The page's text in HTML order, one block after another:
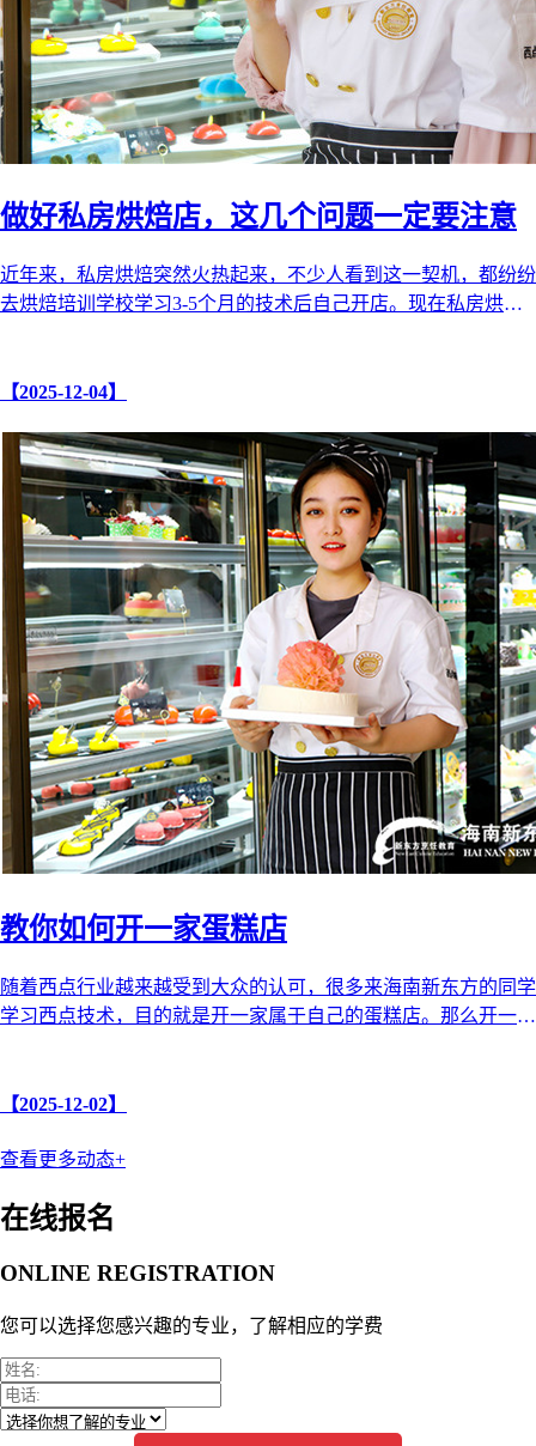
做好私房烘焙店，这几个问题一定要注意
近年来，私房烘焙突然火热起来，不少人看到这一契机，都纷纷
去烘焙培训学校学习3-5个月的技术后自己开店。现在私房烘焙
【2025-12-04】
教你如何开一家蛋糕店
随着西点行业越来越受到大众的认可，很多来海南新东方的同学
学习西点技术，目的就是开一家属于自己的蛋糕店。那么开一家
【2025-12-02】
查看更多动态+
在线报名
ONLINE REGISTRATION
您可以选择您感兴趣的专业，了解相应的学费